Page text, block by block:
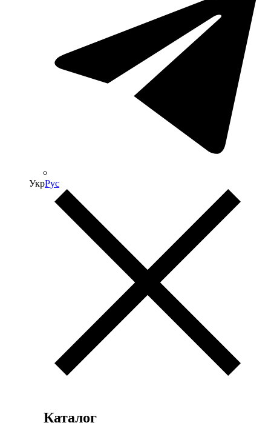
УкрРус
Каталог